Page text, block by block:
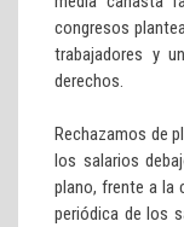
congresos
trabajadores y
derechos.
Rechazamos de
los salarios
plano, frente a la
periódica de los